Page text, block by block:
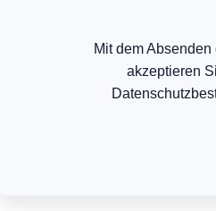
Mit dem
akzeptieren